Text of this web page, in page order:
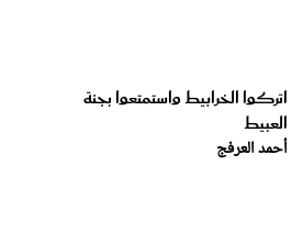
اتركوا الخرابيط واستمتعوا بجنة
العبيط
أحمد العرفج